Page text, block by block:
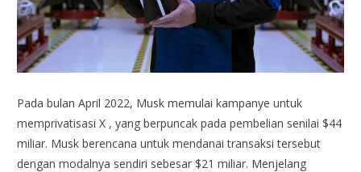
Pada bulan April 2022, Musk memulai kampanye untuk
memprivatisasi X , yang berpuncak pada pembelian senilai $44
miliar. Musk berencana untuk mendanai transaksi tersebut
dengan modalnya sendiri sebesar $21 miliar. Menjelang